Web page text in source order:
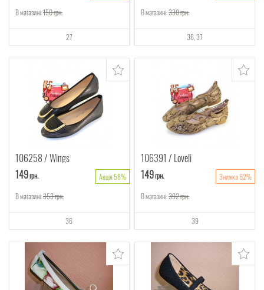
В магазині:150грн.
27
В магазині:330грн.
36 37
106258 Wings
149грн.
Акція 58%
В магазині:353грн.
36
106391
Loveli
149грн.
Знижка 62%
В магазині:392грн.
39